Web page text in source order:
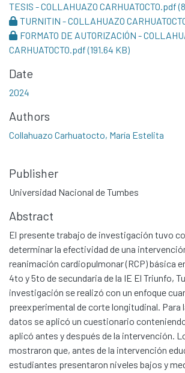
TESIS - COLLAHUAZO CARHUATOCTO.pdf
TURNITIN - COLLAHUAZO
FORMATO DE AUTORIZACIÓN -
CARHUATOCTO.pdf(191.64 KB)
Date
2024
Authors
Collahuazo Carhuatocto, María Estelita
Publisher
Universidad Nacional de Tumbes
Abstract
El presente trabajo de investigación tuvo
determinar la efectividad de una
reanimación cardiopulmonar (RCP) básica
4to y 5to de secundaria de la IE El Triunfo,
investigación se realizó con un enfoque
preexperimental de corte longitudinal. Para
datos se aplicó un cuestionario
aplicó antes y después de la intervención.
mostraron que, antes de la intervención
estudiantes presentaron niveles bajos y